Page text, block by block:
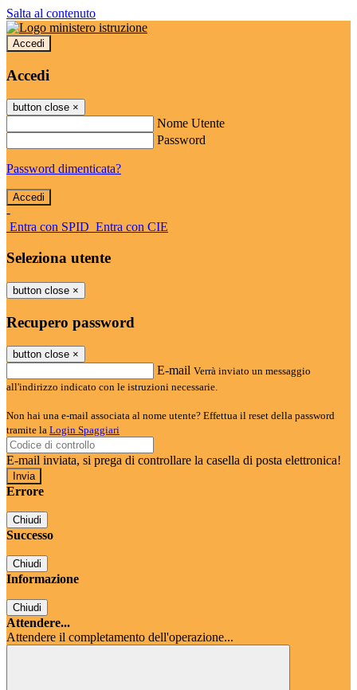
Salta al contenuto
Accedi
Accedi
button close ×
Nome Utente
Password
Password dimenticata?
-
Entra con SPID Entra con CIE
Seleziona utente
button close ×
Recupero password
button close ×
E-mail Verrà inviato un messaggio
all'indirizzo indicato con le istruzioni necessarie.
Non hai una e-mail associata al nome utente? Effettua il reset della password
tramite la Login Spaggiari
E-mail inviata, si prega di controllare la casella di posta elettronica!
Errore
Chiudi
Successo
Chiudi
Informazione
Chiudi
Attendere...
Attendere il completamento dell'operazione...